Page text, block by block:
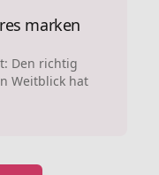
marken
Den richtig
Weitblick hat